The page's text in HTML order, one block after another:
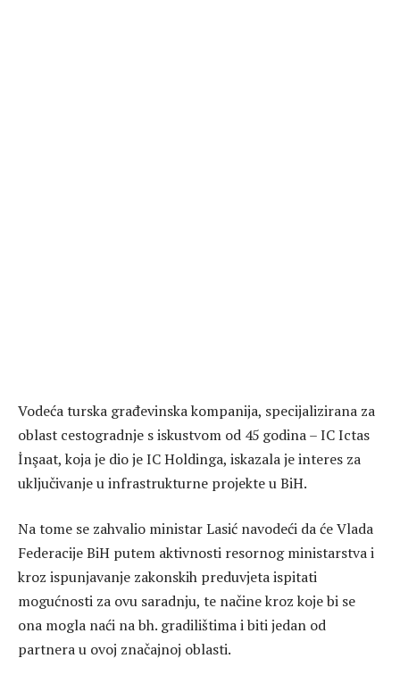
Vodeća turska građevinska kompanija, specijalizirana za
oblast cestogradnje s iskustvom od 45 godina – IC Ictas
İnşaat, koja je dio je IC Holdinga, iskazala je interes za
uključivanje u infrastrukturne projekte u BiH.
Na tome se zahvalio ministar Lasić navodeći da će Vlada
Federacije BiH putem aktivnosti resornog ministarstva i
kroz ispunjavanje zakonskih preduvjeta ispitati
mogućnosti za ovu saradnju, te načine kroz koje bi se
ona mogla naći na bh. gradilištima i biti jedan od
partnera u ovoj značajnoj oblasti.